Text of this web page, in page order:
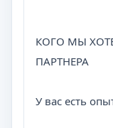
КОГО МЫ
ПАРТНЕРА
У вас есть